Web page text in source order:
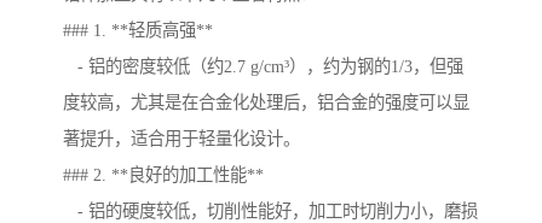
### 1. **轻质高强**
- 铝的密度较低（约2.7 g/cm³），约为钢的1/3，但强
度较高，尤其是在合金化处理后，铝合金的强度可以显
著提升，适合用于轻量化设计。
### 2. **良好的加工性能**
- 铝的硬度较低，切削性能好，加工时切削力小，磨损